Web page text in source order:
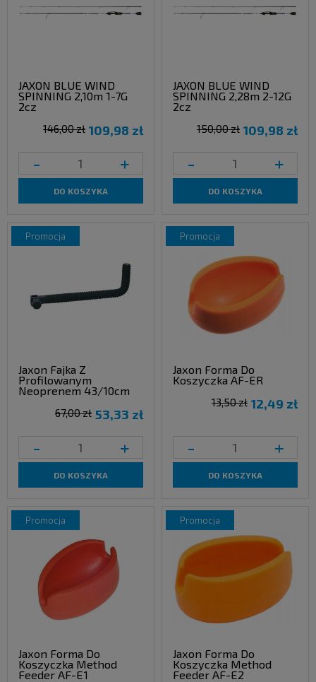
JAXON BLUE WIND
SPINNING 2,10m 1-7G
2cz
109,98 zł
146,00 zł
- +
DO KOSZYKA
JAXON BLUE WIND
SPINNING 2,28m 2-12G
2cz
109,98 zł
150,00 zł
- +
DO KOSZYKA
Jaxon Fajka Z
Profilowanym
Neoprenem 43/10cm
53,33 zł
67,00 zł
- +
DO KOSZYKA
promocja
Jaxon Forma Do
Koszyczka AF-ER
12,49 zł
13,50 zł
- +
DO KOSZYKA
promocja
Jaxon Forma Do
Koszyczka Method
Feeder AF-E1
promocja
Jaxon Forma Do
Koszyczka Method
Feeder AF-E2
promocja